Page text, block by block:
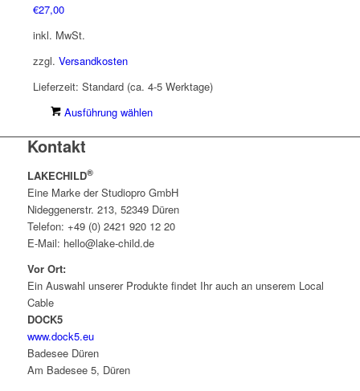
Produktseite
€27,00
inkl. MwSt.
zzgl. Versandkosten
Lieferzeit: Standard (ca. 4-5 Werktage)
Ausführung wählen
auf.
Die
Optionen
der
Kontakt
LAKECHILD®
Eine Marke der Studiopro GmbH
Nideggenerstr. 213, 52349 Düren
Telefon: +49 (0) 2421 920 12 20
E-Mail: hello@lake-child.de
Vor Ort:
Ein Auswahl unserer Produkte findet Ihr auch an unserem Local
Cable
DOCK5
www.dock5.eu
Badesee Düren
Am Badesee 5, Düren